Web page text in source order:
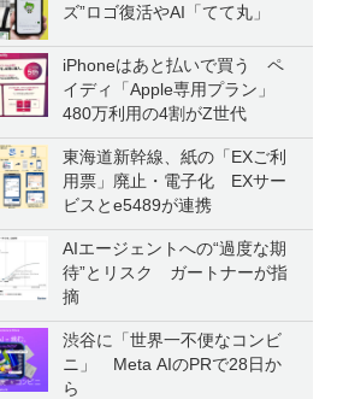
ズ”ロゴ復活やAI「てて丸」
iPhoneはあと払いで買う ペ
イディ「Apple専用プラン」
480万利用の4割がZ世代
東海道新幹線、紙の「EXご利
用票」廃止・電子化 EXサー
ビスとe5489が連携
AIエージェントへの“過度な期
待”とリスク ガートナーが指
摘
渋谷に「世界一不便なコンビ
ニ」 Meta AIのPRで28日か
ら